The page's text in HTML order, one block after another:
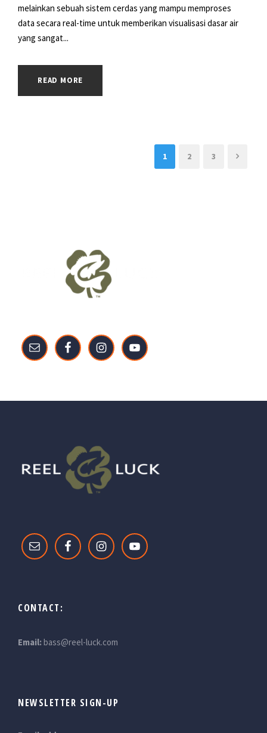
melainkan sebuah sistem cerdas yang mampu memproses
data secara real-time untuk memberikan visualisasi dasar air
yang sangat...
READ MORE
1 2 3
CONTACT:
Email: bass@reel-luck.com
NEWSLETTER SIGN-UP